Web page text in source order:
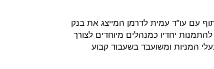
עם עו"ד עמית לדרמן המייצג את בנק
יחדיו כמנהלים מיוחדים לצורך
המניות ומשועבד בשעבוד קבוע